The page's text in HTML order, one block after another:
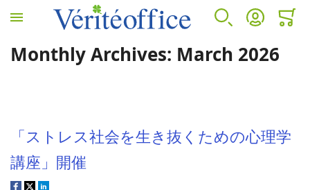
ホームへ
検索
アカウントカート
VÉRITÉ OFFICEについて
プロフィール
カウンセリングサービス
EAP(従業員支援プログラムとは)
人事労務サービス
アウトソーシング
診断サービス
アンガーマネジメント
Monthly Archives: March 2026
「ストレス社会を生き抜くための心理学
講座」開催